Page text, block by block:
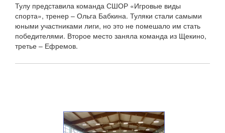
Тулу представила команда СШОР «Игровые виды
спорта», тренер – Ольга Бабкина. Туляки стали самыми
юными участниками лиги, но это не помешало им стать
победителями. Второе место заняла команда из Щекино,
третье – Ефремов.